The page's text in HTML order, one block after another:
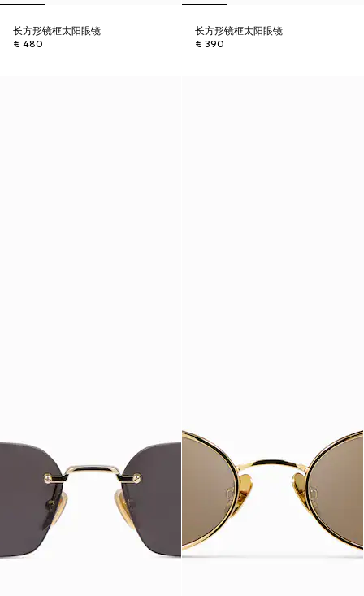
长方形镜框太阳眼镜
€ 480
长方形镜框太阳眼镜
€ 390